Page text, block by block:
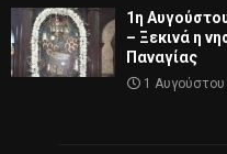
1η
– Ξεκινά η
Παναγίας
1 Αυγούστου